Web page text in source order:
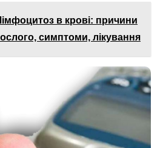
в крові: причини
симптоми, лікування